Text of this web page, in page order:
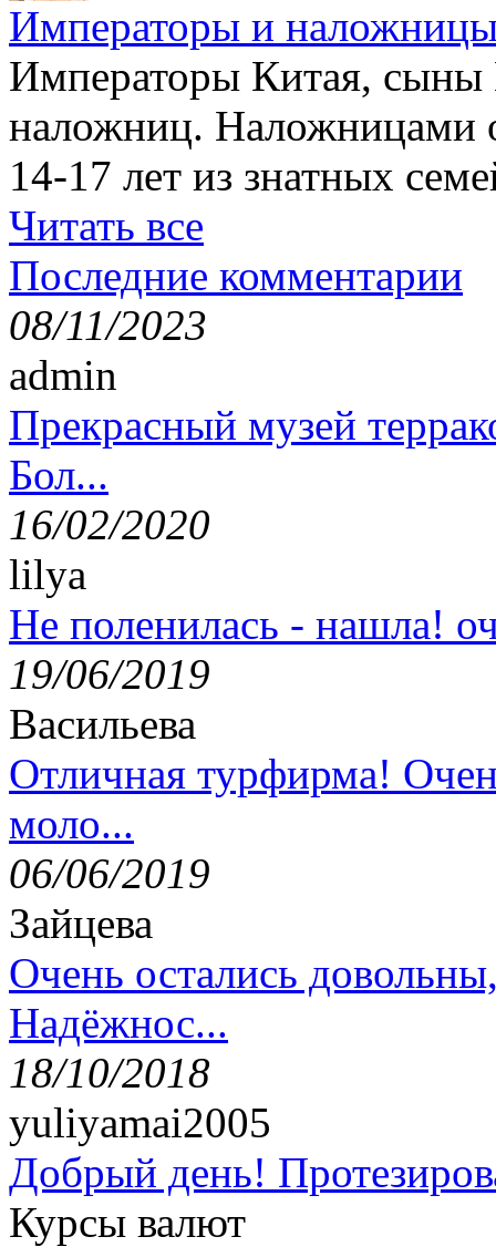
Императоры и
Императоры Китая,
наложниц. Наложницами
14-17 лет из знатных
Читать все
Последние комментарии
08/11/2023
admin
Прекрасный музей
Бол...
16/02/2020
lilya
Не поленилась - нашла!
19/06/2019
Васильева
Отличная турфирма!
моло...
06/06/2019
Зайцева
Очень остались
Надёжнос...
18/10/2018
yuliyamai2005
Добрый день!
Курсы валют